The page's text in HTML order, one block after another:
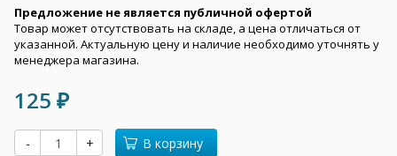
Предложение не является публичной офертой
Товар может отсутствовать на складе, а цена отличаться от
указанной. Актуальную цену и наличие необходимо уточнять у
менеджера магазина.
125 ₽
- + В корзину